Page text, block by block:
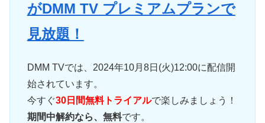
がDMM TV プレミアムプランで
見放題！
DMM TVでは、2024年10月8日(火)12:00に配信開
始されています。
今すぐ30日間無料トライアルで楽しみましょう！
期間中解約なら、無料です。